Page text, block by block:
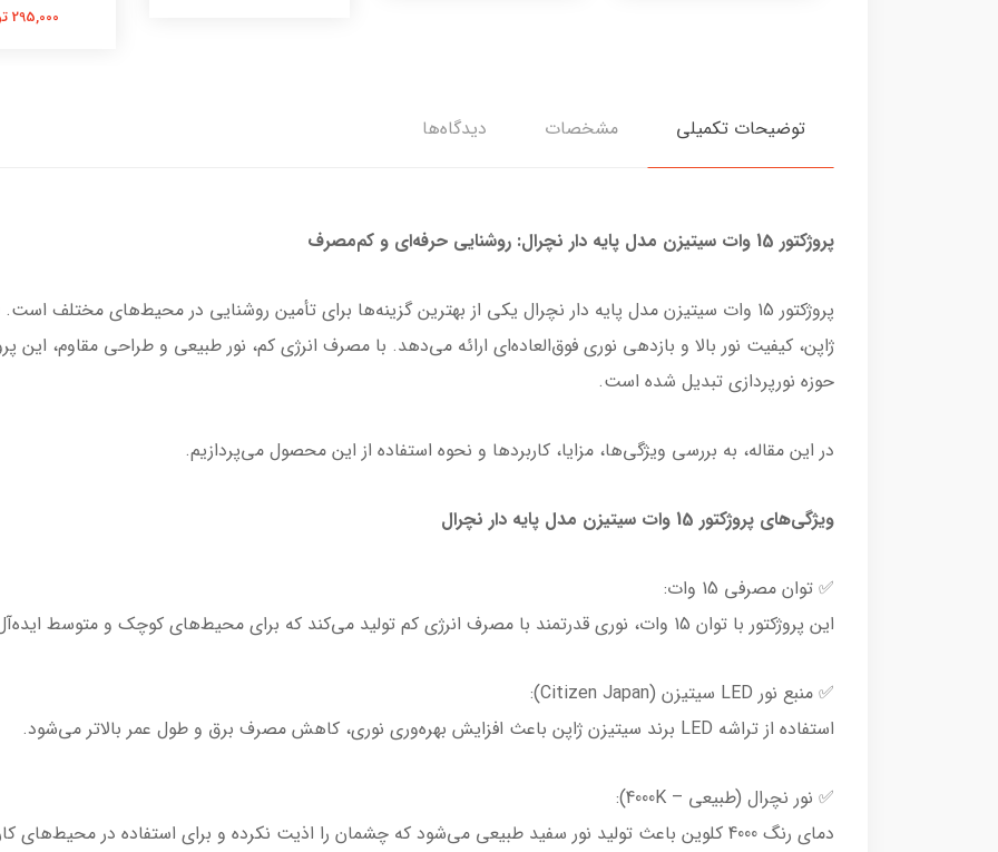
295,000 تومان
توضیحات تکمیلی مشخصات دیدگاه‌ها
پروژکتور 15 وات سیتیزن مدل پایه دار نچرال: روشنایی حرفه‌ای و کم‌مصرف
ژاپن، کیفیت نور بالا و بازدهی نوری فوق‌العاده‌ای ارائه می‌دهد. با مصرف انرژی کم، نور طبیعی و طراحی مقاوم، این
حوزه نورپردازی تبدیل شده است.
در این مقاله، به بررسی ویژگی‌ها، مزایا، کاربردها و نحوه استفاده از این محصول می‌پردازیم.
ویژگی‌های پروژکتور 15 وات سیتیزن مدل پایه دار نچرال
✅ توان مصرفی 15 وات:
این پروژکتور با توان 15 وات، نوری قدرتمند با مصرف انرژی کم تولید می‌کند که برای محیط‌های کوچک و متوسط ایده‌آل است.
✅ منبع نور LED سیتیزن (Citizen Japan):
استفاده از تراشه LED برند سیتیزن ژاپن باعث افزایش بهره‌وری نوری، کاهش مصرف برق و طول عمر بالاتر می‌شود.
✅ نور نچرال (طبیعی – 4000K):
دمای رنگ 4000 کلوین باعث تولید نور سفید طبیعی می‌شود که چشمان را اذیت نکرده و برای استفاده در محیط‌های کاری و خانگی مناسب است.